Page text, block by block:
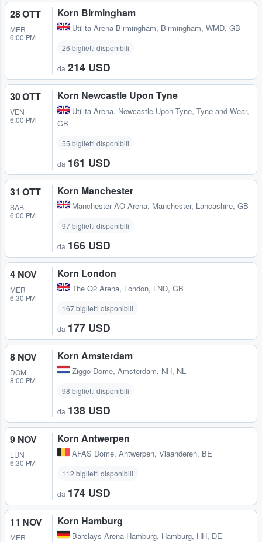
28 OTT
MER
6:00 PM
Korn Birmingham
Utilita Arena Birmingham, Birmingham, WMD, GB
26 biglietti disponibili
da 214 USD
30 OTT
VEN
6:00 PM
Korn Newcastle Upon Tyne
Utilita Arena, Newcastle Upon Tyne, Tyne and Wear,
GB
55 biglietti disponibili
da 161 USD
31 OTT
SAB
6:00 PM
Korn Manchester
Manchester AO Arena, Manchester, Lancashire, GB
97 biglietti disponibili
da 166 USD
4 NOV
MER
6:30 PM
Korn London
The O2 Arena, London, LND, GB
167 biglietti disponibili
da 177 USD
8 NOV
DOM
8:00 PM
Korn Amsterdam
Ziggo Dome, Amsterdam, NH, NL
98 biglietti disponibili
da 138 USD
9 NOV
LUN
6:30 PM
Korn Antwerpen
AFAS Dome, Antwerpen, Vlaanderen, BE
112 biglietti disponibili
da 174 USD
11 NOV
MER
Korn Hamburg
Barclays Arena Hamburg, Hamburg, HH, DE